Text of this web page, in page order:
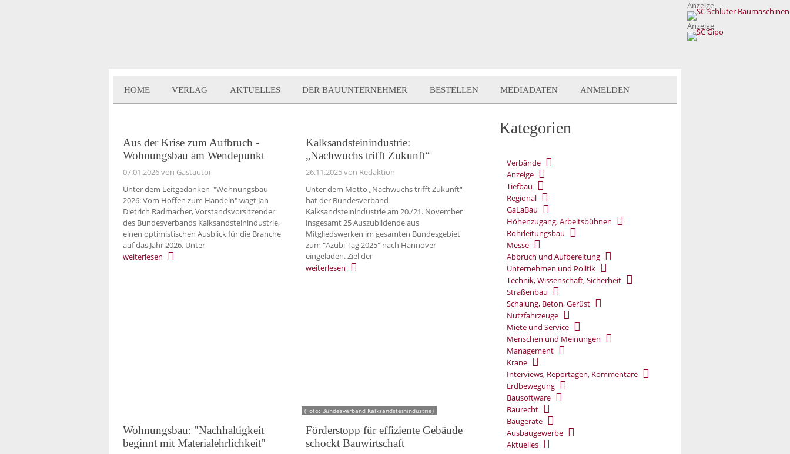
Anzeige
Anzeige
HOME VERLAG AKTUELLES DER BAUUNTERNEHMER BESTELLEN MEDIADATEN ANMELDEN
Aus der Krise zum Aufbruch -
Wohnungsbau am Wendepunkt
07.01.2026von Gastautor
Unter dem Leitgedanken "Wohnungsbau
2026: Vom Hoffen zum Handeln" wagt Jan
Dietrich Radmacher, Vorstandsvorsitzender
des Bundesverbands Kalksandsteinindustrie,
einen optimistischen Ausblick für die Branche
auf das Jahr 2026. Unter
weiterlesen
Kalksandsteinindustrie:
„Nachwuchs trifft Zukunft“
26.11.2025von Redaktion
Unter dem Motto „Nachwuchs trifft Zukunft“
hat der Bundesverband
Kalksandsteinindustrie am 20./21. November
insgesamt 25 Auszubildende aus
Mitgliedswerken im gesamten Bundesgebiet
zum "Azubi Tag 2025" nach Hannover
eingeladen. Ziel der
weiterlesen
Wohnungsbau: "Nachhaltigkeit
beginnt mit Materialehrlichkeit"
(Foto: Bundesverband Kalksandsteinindustrie)
Förderstopp für effiziente Gebäude
schockt Bauwirtschaft
Kategorien
Verbände
Anzeige
Tiefbau
Regional
GaLaBau
Höhenzugang, Arbeitsbühnen
Rohrleitungsbau
Messe
Abbruch und Aufbereitung
Unternehmen und Politik
Technik, Wissenschaft, Sicherheit
Straßenbau
Schalung, Beton, Gerüst
Nutzfahrzeuge
Miete und Service
Menschen und Meinungen
Management
Krane
Interviews, Reportagen, Kommentare
Erdbewegung
Bausoftware
Baurecht
Baugeräte
Ausbaugewerbe
Aktuelles